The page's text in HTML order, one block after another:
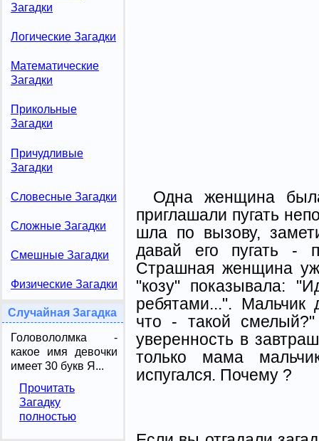
Загадки
Логические Загадки
Математические
Загадки
Прикольные
Загадки
Причудливые
Загадки
Словесные Загадки
Сложные Загадки
Смешные Загадки
Физические Загадки
Случайная Загадка
Головололмка -
какое имя девочки
имеет 30 букв Я...
Прочитать
Загадку
полностью
Одна женщина
приглашали пугать
шла по вызову,
давай его пугать -
Страшная женщина
"козу" показывала:
ребятами...".
что - такой
уверенность в
только мама
испугался. Почему ?